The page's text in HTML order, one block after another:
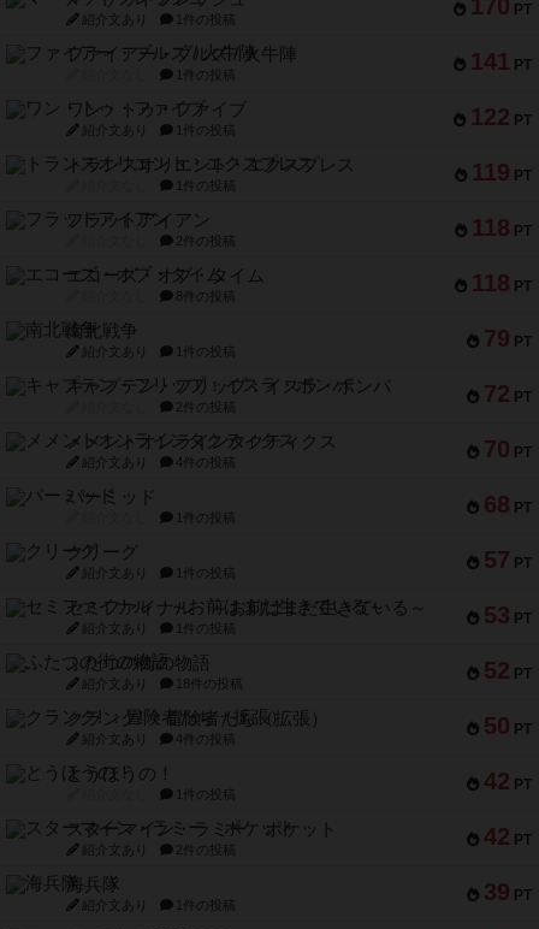
170 PT
紹介文あり 1件の投稿
141 PT
ファイアー・ブルズ / 火牛陣
1件の投稿
122 PT
ワン・トゥ・ファイブ
紹介文あり 1件の投稿
119 PT
トランスオリエント・エクスプレス
1件の投稿
118 PT
フラットアイアン
2件の投稿
118 PT
エコーズ・オブ・タイム
8件の投稿
79 PT
南北戦争
紹介文あり 1件の投稿
72 PT
キャプテン・フリップ：イスラ・ボンバ
2件の投稿
70 PT
メメントオンラインタクティクス
紹介文あり 4件の投稿
68 PT
パーミッド
1件の投稿
57 PT
クリーグ
紹介文あり 1件の投稿
53 PT
セミファイナル ～お前はまだ生きている～
紹介文あり 1件の投稿
52 PT
ふたつの街の物語
紹介文あり 18件の投稿
50 PT
クランク! ：冒険者たち（拡張）
紹介文あり 4件の投稿
42 PT
とうほうの！
1件の投稿
42 PT
スターマイン・ラミー ポケット
紹介文あり 2件の投稿
39 PT
海兵隊
紹介文あり 1件の投稿